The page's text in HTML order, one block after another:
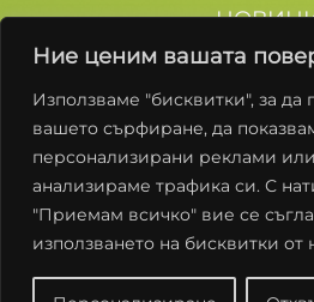
Ние ценим вашата
Използваме "бисквитки", за да
вашето сърфиране, да
персонализирани реклами
анализираме трафика си. С
"Приемам всичко" вие се
използването на бисквитки от
Останете с
Условия за
Политики за